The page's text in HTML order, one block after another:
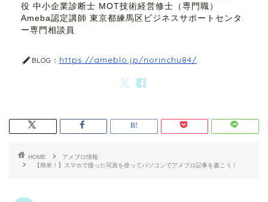
役 中小企業診断士 MOT技術経営修士（専門職）
Ameba認定講師 東京都練馬区ビジネスサポートセンタ
ー専門相談員
BLOG： https://ameblo.jp/norinchu84/
HOME
アメブロ情報
【簡単！】スマホで撮った写真を使ってパソコンでアメブロ記事を書こう！